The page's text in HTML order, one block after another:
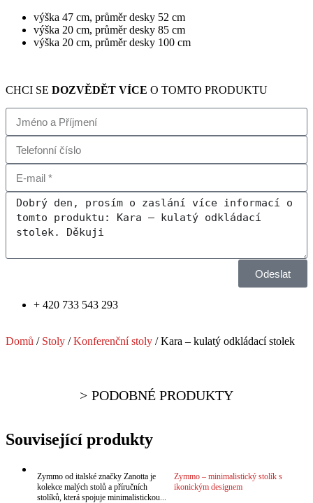
výška 47 cm, průměr desky 52 cm
výška 20 cm, průměr desky 85 cm
výška 20 cm, průměr desky 100 cm
CHCI SE DOZVĚDĚT VÍCE O TOMTO PRODUKTU
Odeslat
+ 420 733 543 293
Domů / Stoly /Konferenční stoly / Kara – kulatý odkládací stolek
PODOBNÉ PRODUKTY
Související produkty
Zymmo – minimalistický stolík s
ikonickým designem
Zymmo od italské značky Zanotta je
kolekce malých stolů a příručních
stolíků, která spojuje minimalistickou...